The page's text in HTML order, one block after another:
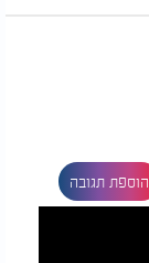
הוספת תגובה